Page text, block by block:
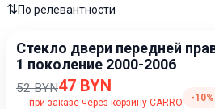
⇅По релевантности
Стекло двери передней
1 поколение 2000-2006
52 BYN47 BYN
при заказе через корзину CARRO -10%